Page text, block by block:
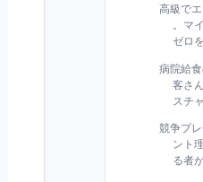
高級で
。マ
ゼロ
病院給
客さ
スチ
競争プ
ント
る者